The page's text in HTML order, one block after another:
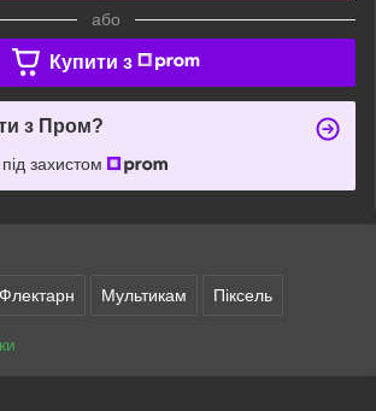
або
Купити з
з Пром?
захистом
Флектарн Мультикам Піксель